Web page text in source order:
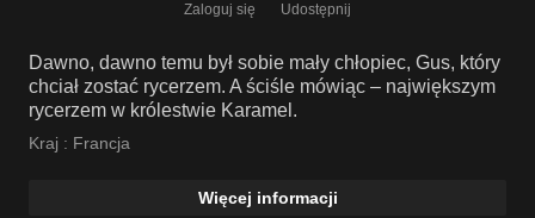
Zaloguj się Udostępnij
Dawno, dawno temu był sobie mały chłopiec, Gus, który
chciał zostać rycerzem. A ściśle mówiąc – największym
rycerzem w królestwie Karamel.
Kraj : Francja
Więcej informacji